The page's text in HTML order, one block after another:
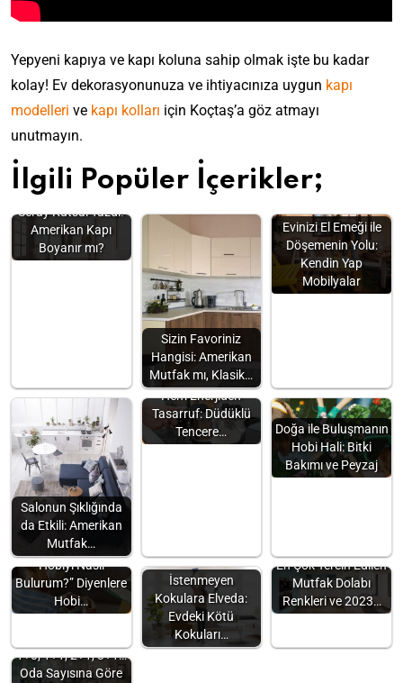
Yepyeni kapıya ve kapı koluna sahip olmak işte bu kadar
kolay! Ev dekorasyonunuza ve ihtiyacınıza uygun kapı
modelleri ve kapı kolları için Koçtaş’a göz atmayı
unutmayın.
İlgili Popüler İçerikler;
Seray Kutsal Yazdı!
Amerikan Kapı
Boyanır mı?
Sizin Favoriniz
Hangisi: Amerikan
Mutfak mı, Klasik…
Evinizi El Emeği ile
Döşemenin Yolu:
Kendin Yap
Mobilyalar
Salonun Şıklığında
da Etkili: Amerikan
Mutfak…
Hem Zamandan
Hem Enerjiden
Tasarruf: Düdüklü
Tencere…
Doğa ile Buluşmanın
Hobi Hali: Bitki
Bakımı ve Peyzaj
“Kendime Uygun
Hobiyi Nasıl
Bulurum?” Diyenlere
Hobi…
İstenmeyen
Kokulara Elveda:
Evdeki Kötü
Kokuları…
En Çok Tercih Edilen
Mutfak Dolabı
Renkleri ve 2023…
1+0, 1+1, 2+1, 3+1…
Oda Sayısına Göre